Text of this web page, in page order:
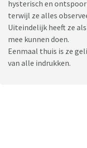
hysterisch en
terwijl ze alles
Uiteindelijk heeft ze
mee kunnen doen.
Eenmaal thuis is ze
van alle indrukken.